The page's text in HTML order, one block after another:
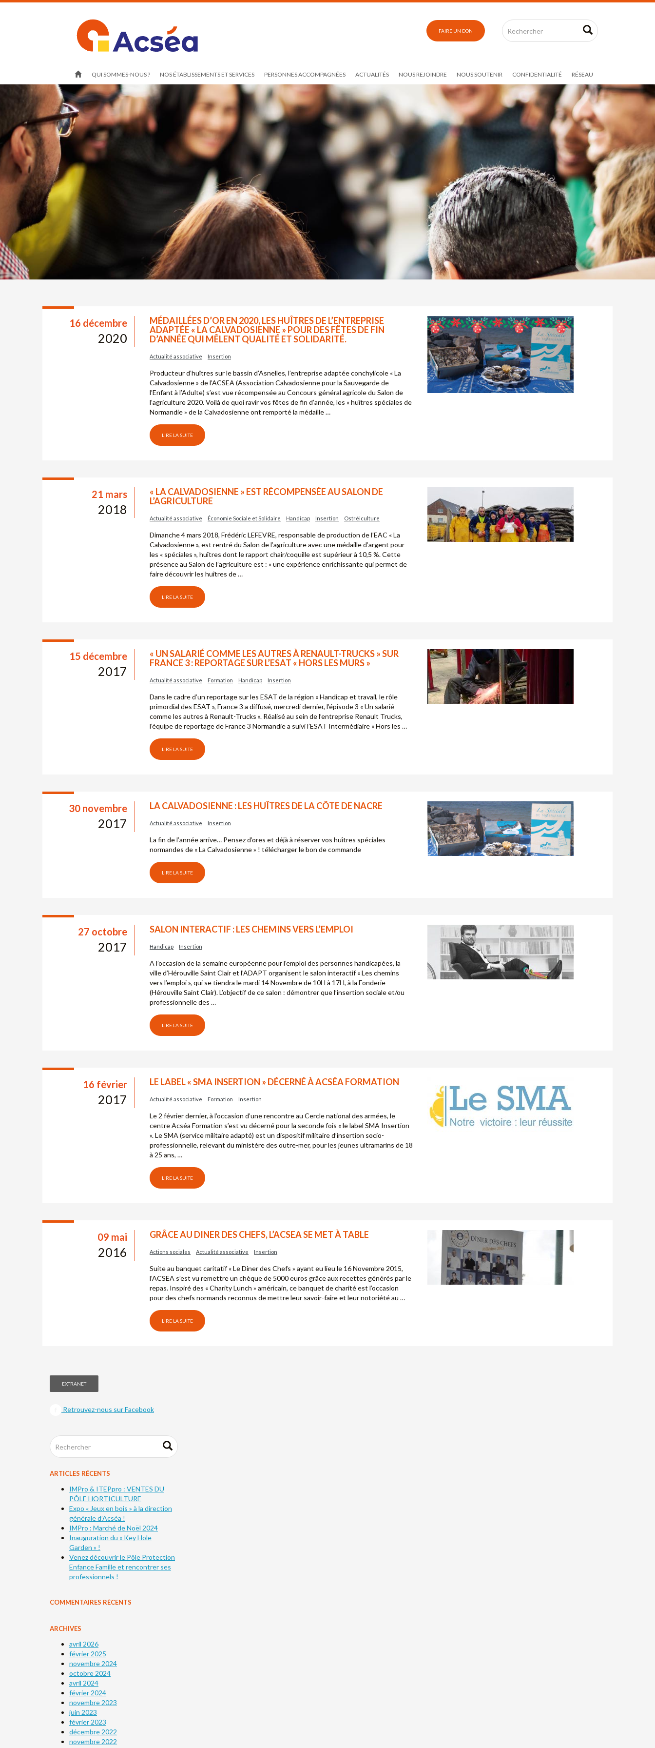
FAIRE UN DON
QUI SOMMES-NOUS ? NOS ÉTABLISSEMENTS ET SERVICES PERSONNES ACCOMPAGNÉES ACTUALITÉS NOUS REJOINDRE NOUS SOUTENIR CONFIDENTIALITÉ RÉSEAU
16 décembre
2020
MÉDAILLÉES D’OR EN 2020, LES HUÎTRES DE L’ENTREPRISE
ADAPTÉE « LA CALVADOSIENNE » POUR DES FÊTES DE FIN
D’ANNÉE QUI MÊLENT QUALITÉ ET SOLIDARITÉ.
Actualité associative Insertion
Producteur d’huîtres sur le bassin d’Asnelles, l’entreprise adaptée conchylicole « La
Calvadosienne » de l’ACSEA (Association Calvadosienne pour la Sauvegarde de
l’Enfant à l’Adulte) s’est vue récompensée au Concours général agricole du Salon de
l’agriculture 2020. Voilà de quoi ravir vos fêtes de fin d’année, les « huîtres spéciales de
Normandie » de la Calvadosienne ont remporté la médaille …
LIRE LA SUITE
21 mars
2018
« LA CALVADOSIENNE » EST RÉCOMPENSÉE AU SALON DE
L’AGRICULTURE
Actualité associative Économie Sociale et Solidaire Handicap Insertion Ostréiculture
Dimanche 4 mars 2018, Frédéric LEFEVRE, responsable de production de l’EAC « La
Calvadosienne », est rentré du Salon de l’agriculture avec une médaille d’argent pour
les « spéciales », huîtres dont le rapport chair/coquille est supérieur à 10,5 %. Cette
présence au Salon de l’agriculture est : « une expérience enrichissante qui permet de
faire découvrir les huîtres de …
LIRE LA SUITE
15 décembre
2017
« UN SALARIÉ COMME LES AUTRES À RENAULT-TRUCKS » SUR
FRANCE 3 : REPORTAGE SUR L’ESAT « HORS LES MURS »
Actualité associative Formation Handicap Insertion
Dans le cadre d’un reportage sur les ESAT de la région « Handicap et travail, le rôle
primordial des ESAT », France 3 a diffusé, mercredi dernier, l’épisode 3 « Un salarié
comme les autres à Renault-Trucks ». Réalisé au sein de l’entreprise Renault Trucks,
l’équipe de reportage de France 3 Normandie a suivi l’ESAT Intermédiaire « Hors les …
LIRE LA SUITE
30 novembre
2017
LA CALVADOSIENNE : LES HUÎTRES DE LA CÔTE DE NACRE
Actualité associative Insertion
La fin de l’année arrive… Pensez d’ores et déjà à réserver vos huîtres spéciales
normandes de « La Calvadosienne » ! télécharger le bon de commande
LIRE LA SUITE
27 octobre
2017
SALON INTERACTIF : LES CHEMINS VERS L’EMPLOI
Handicap Insertion
A l’occasion de la semaine européenne pour l’emploi des personnes handicapées, la
ville d’Hérouville Saint Clair et l’ADAPT organisent le salon interactif « Les chemins
vers l’emploi », qui se tiendra le mardi 14 Novembre de 10H à 17H, à la Fonderie
(Hérouville Saint Clair). L’objectif de ce salon : démontrer que l’insertion sociale et/ou
professionnelle des …
LIRE LA SUITE
16 février
2017
LE LABEL « SMA INSERTION » DÉCERNÉ À ACSÉA FORMATION
Actualité associative Formation Insertion
Le 2 février dernier, à l’occasion d’une rencontre au Cercle national des armées, le
centre Acséa Formation s’est vu décerné pour la seconde fois « le label SMA Insertion
». Le SMA (service militaire adapté) est un dispositif militaire d’insertion socio-
professionnelle, relevant du ministère des outre-mer, pour les jeunes ultramarins de 18
à 25 ans, …
LIRE LA SUITE
09 mai
2016
GRÂCE AU DINER DES CHEFS, L’ACSEA SE MET À TABLE
Actions sociales Actualité associative Insertion
Suite au banquet caritatif « Le Diner des Chefs » ayant eu lieu le 16 Novembre 2015,
l’ACSEA s’est vu remettre un chèque de 5000 euros grâce aux recettes générés par le
repas. Inspiré des « Charity Lunch » américain, ce banquet de charité est l’occasion
pour des chefs normands reconnus de mettre leur savoir-faire et leur notoriété au …
LIRE LA SUITE
EXTRANET
Retrouvez-nous sur Facebook
ARTICLES RÉCENTS
IMPro & ITEPpro : VENTES DU
PÔLE HORTICULTURE
Expo « Jeux en bois » à la direction
générale d’Acséa !
IMPro : Marché de Noël 2024
Inauguration du « Key Hole
Garden » !
Venez découvrir le Pôle Protection
Enfance Famille et rencontrer ses
professionnels !
COMMENTAIRES RÉCENTS
ARCHIVES
avril 2026
février 2025
novembre 2024
octobre 2024
avril 2024
février 2024
novembre 2023
juin 2023
février 2023
décembre 2022
novembre 2022